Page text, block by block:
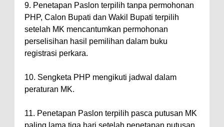
9. Penetapan Paslon terpilih tanpa permohonan
PHP, Calon Bupati dan Wakil Bupati terpilih
setelah MK mencantumkan permohonan
perselisihan hasil pemilihan dalam buku
registrasi perkara.
10. Sengketa PHP mengikuti jadwal dalam
peraturan MK.
11. Penetapan Paslon terpilih pasca putusan MK